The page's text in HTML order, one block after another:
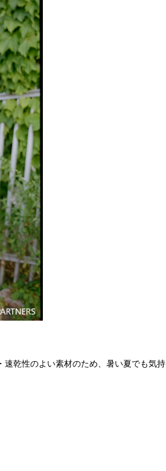
乾性のよい素材のため、暑い夏でも気持